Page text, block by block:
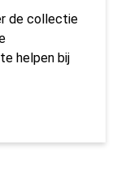
de collectie
helpen bij